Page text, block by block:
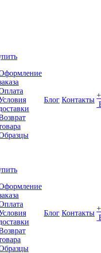
Блог Контакты
+
Блог Контакты
+